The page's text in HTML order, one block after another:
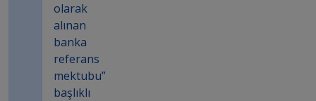
olarak
alınan
banka
referans
mektubu”
başlıklı